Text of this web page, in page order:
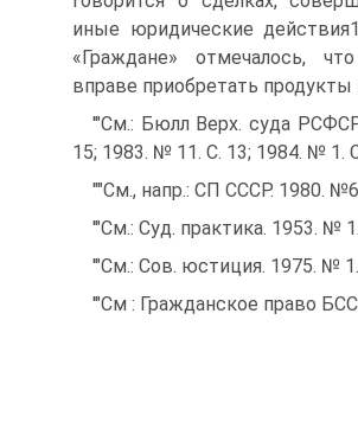
иные юридические
«Граждане» отмечалось,
вправе приобретать продукты
'"См.: Бюлл Верх. суда
15; 1983. № 11. С. 13; 1984. № 1.
""См., напр.: СП СССР. 1980.
'"См.: Суд. практика. 1953. №
'"См.: Сов. юстиция. 1975. №
'"См : Гражданское право